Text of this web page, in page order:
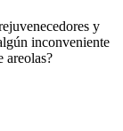
y
inconveniente
areolas?